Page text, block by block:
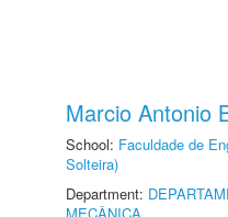
Marcio Antonio
School: Faculdade de
Solteira)
Department: